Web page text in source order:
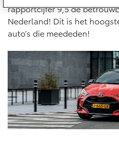
Corolla Cross
HYBRIDE
Vanaf € 39.995,-
Toyota fabrieksgarantie
Onderdelen & Accessoires
Onderdelen
Accessoires
Banden
Energie en slim laden
Toyota Autoverzekering
Toyota Hybride
Bedrijfswagens
Bedrijfswagens op maat
Financieren of leasen
Verzekeren
rapportcijfer 9,5 de
Nederland! Dit is het
auto’s die meededen!